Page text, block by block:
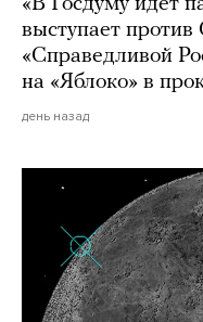
«В Госдуму идет
выступает
«Справедливой
на «Яблоко» в
день назад